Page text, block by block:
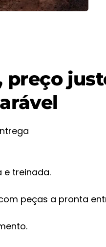
preço
e treinada.
peças a pronta